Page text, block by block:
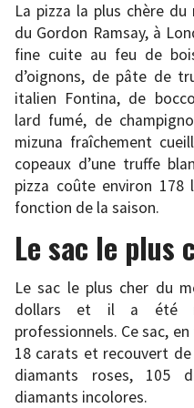
La pizza la plus chère
du Gordon Ramsay, à
fine cuite au feu de
d’oignons, de pâte de
italien Fontina, de
lard fumé, de
mizuna fraîchement
copeaux d’une truffe
pizza coûte environ 178
fonction de la saison.
Le sac le plus
Le sac le plus cher du
dollars et il a été
professionnels. Ce sac,
18 carats et recouvert
diamants roses, 105
diamants incolores.